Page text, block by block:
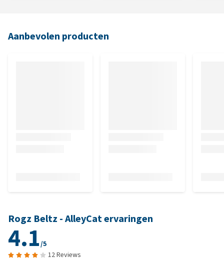
Aanbevolen producten
Rogz Beltz - AlleyCat ervaringen
4.1/5
12 Reviews